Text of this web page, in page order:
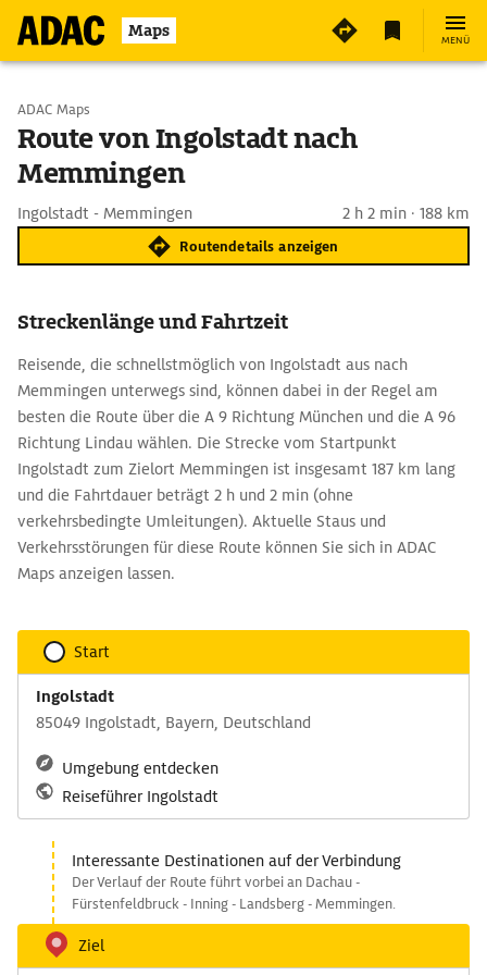
Maps MENÜ
Start wählen
Ziel eingeben
ADAC Maps
Route von Ingolstadt nach
Memmingen
Ingolstadt - Memmingen 2 h 2 min · 188 km
Routendetails anzeigen
Streckenlänge und Fahrtzeit
Reisende, die schnellstmöglich von Ingolstadt aus nach
Memmingen unterwegs sind, können dabei in der Regel am
besten die Route über die A 9 Richtung München und die A 96
Richtung Lindau wählen. Die Strecke vom Startpunkt
Ingolstadt zum Zielort Memmingen ist insgesamt 187 km lang
und die Fahrtdauer beträgt 2 h und 2 min (ohne
verkehrsbedingte Umleitungen). Aktuelle Staus und
Verkehrsstörungen für diese Route können Sie sich in ADAC
Maps anzeigen lassen.
Start
Ingolstadt
85049 Ingolstadt, Bayern, Deutschland
Umgebung entdecken
Reiseführer Ingolstadt
Interessante Destinationen auf der Verbindung
Der Verlauf der Route führt vorbei an Dachau -
Fürstenfeldbruck - Inning - Landsberg - Memmingen.
Ziel